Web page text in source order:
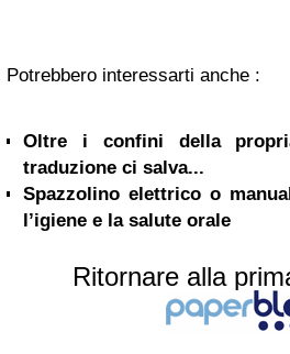
Potrebbero interessarti anche :
Oltre i confini della
traduzione ci salva...
Spazzolino elettrico o
l’igiene e la salute orale
Ritornare alla